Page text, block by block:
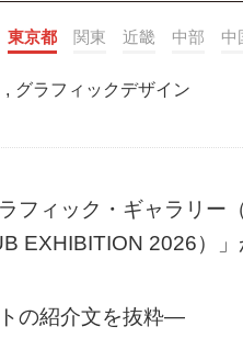
東京都 関東 近畿 中部 中
, グラフィックデザイン
フィック・ギャラリ
EXHIBITION 2026）
の紹介文を抜粋—